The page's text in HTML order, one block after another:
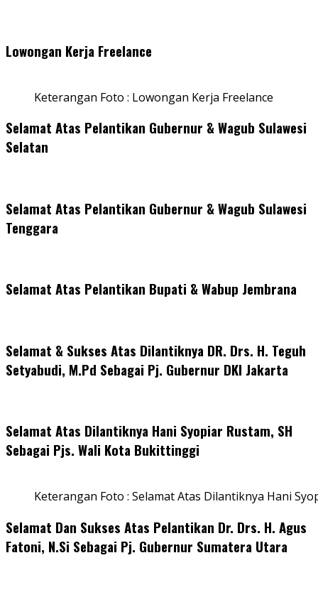
Lowongan Kerja Freelance
Keterangan Foto : Lowongan Kerja Freelance
Selamat Atas Pelantikan Gubernur & Wagub Sulawesi
Selatan
Selamat Atas Pelantikan Gubernur & Wagub Sulawesi
Tenggara
Selamat Atas Pelantikan Bupati & Wabup Jembrana
Selamat & Sukses Atas Dilantiknya DR. Drs. H. Teguh
Setyabudi, M.Pd Sebagai Pj. Gubernur DKI Jakarta
Selamat Atas Dilantiknya Hani Syopiar Rustam, SH
Sebagai Pjs. Wali Kota Bukittinggi
Keterangan Foto : Selamat Atas Dilantiknya Hani
Selamat Dan Sukses Atas Pelantikan Dr. Drs. H. Agus
Fatoni, N.Si Sebagai Pj. Gubernur Sumatera Utara